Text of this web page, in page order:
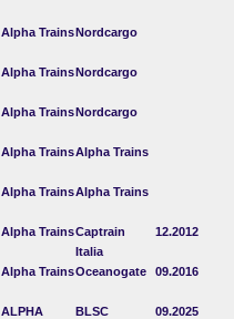
Alpha TrainsNordcargo
Alpha TrainsNordcargo
Alpha TrainsNordcargo
Alpha TrainsAlpha Trains
Alpha TrainsAlpha Trains
Alpha TrainsCaptrain
Italia
12.2012
Alpha TrainsOceanogate 09.2016
ALPHA BLSC 09.2025